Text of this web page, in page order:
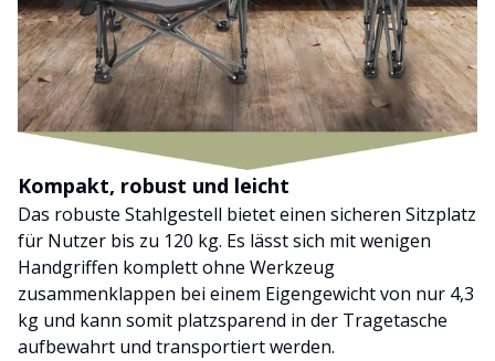
Kompakt, robust und leicht
Das robuste Stahlgestell bietet einen sicheren Sitzplatz
für Nutzer bis zu 120 kg. Es lässt sich mit wenigen
Handgriffen komplett ohne Werkzeug
zusammenklappen bei einem Eigengewicht von nur 4,3
kg und kann somit platzsparend in der Tragetasche
aufbewahrt und transportiert werden.